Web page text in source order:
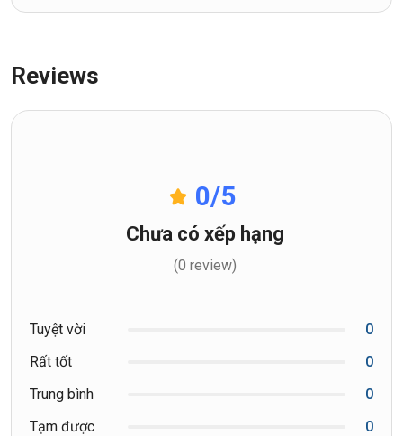
Reviews
0/5
Chưa có xếp hạng
(0 review)
Tuyệt vời
0
Rất tốt
0
Trung bình
0
Tạm được
0